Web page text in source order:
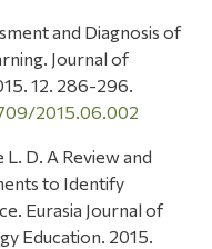
and Diagnosis of
Journal of
12. 286-296.
2015.06.002
D. A Review and
to Identify
Eurasia Journal of
Education. 2015.